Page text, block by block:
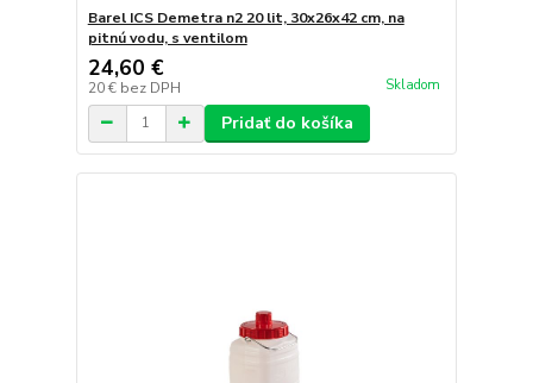
Barel ICS Demetra n2 20 lit, 30x26x42 cm, na
pitnú vodu, s ventilom
24,60 €
20 € bez DPH Skladom
Pridať do košíka